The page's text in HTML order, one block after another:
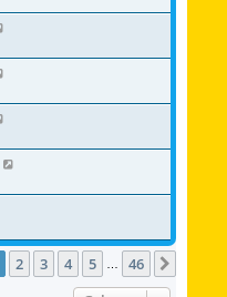
von46
2 3 4 5 46